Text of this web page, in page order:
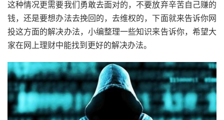
这种情况更需要我们勇敢去面对的，不要放弃辛苦自己赚的
钱，还是要想办法去挽回的，去维权的，下面就来告诉你网
投这方面的解决办法，小编整理一些知识来告诉你，希望大
家在网上理财中能找到更好的解决办法。